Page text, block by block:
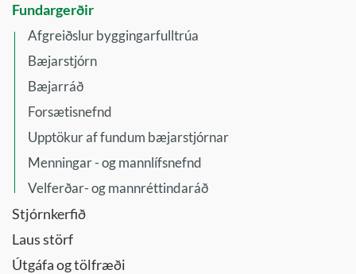
Fundargerðir
Afgreiðslur byggingarfulltrúa
Bæjarstjórn
Bæjarráð
Forsætisnefnd
Upptökur af fundum bæjarstjórnar
Menningar - og mannlífsnefnd
Velferðar- og mannréttindaráð
Stjórnkerfið
Laus störf
Útgáfa og tölfræði